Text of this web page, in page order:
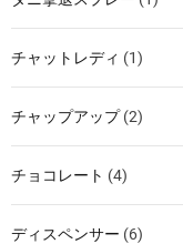
チャットレディ (1)
チャップアップ(2)
チョコレート (4)
ディスペンサー (6)